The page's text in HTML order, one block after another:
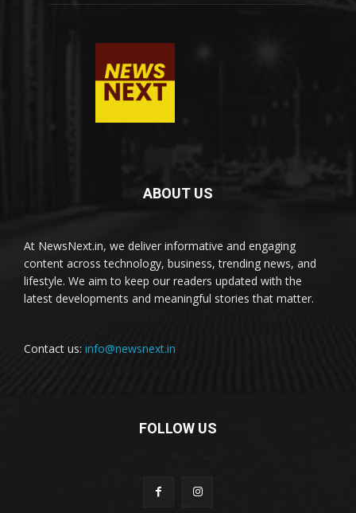
ABOUT US
At NewsNext.in, we deliver informative and engaging
content across technology, business, trending news, and
lifestyle. We aim to keep our readers updated with the
latest developments and meaningful stories that matter.
Contact us: info@newsnext.in
FOLLOW US